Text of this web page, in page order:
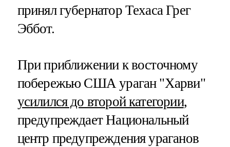
принял губернатор Техаса Грег
Эббот.
При приближении к восточному
побережью США ураган "Харви"
усилился до второй категории,
предупреждает Национальный
центр предупреждения ураганов